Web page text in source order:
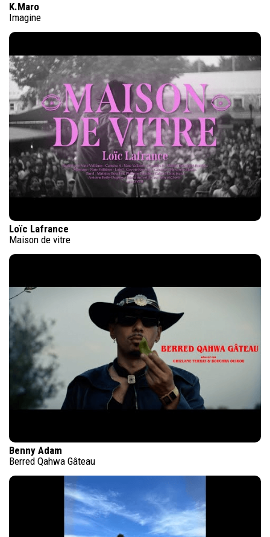
K.Maro
Imagine
Loïc Lafrance
Maison de vitre
Benny Adam
Berred Qahwa Gâteau